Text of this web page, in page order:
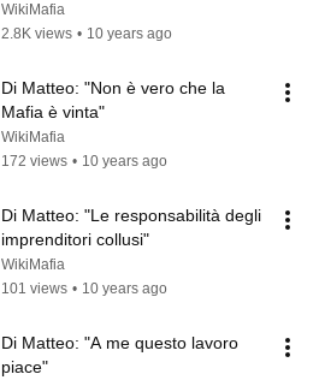
WikiMafia
2.8K views • 10 years ago
Di Matteo: "Non è vero che la
Mafia è vinta"
WikiMafia
172 views • 10 years ago
Di Matteo: "Le responsabilità degli
imprenditori collusi"
WikiMafia
101 views • 10 years ago
Di Matteo: "A me questo lavoro
piace"